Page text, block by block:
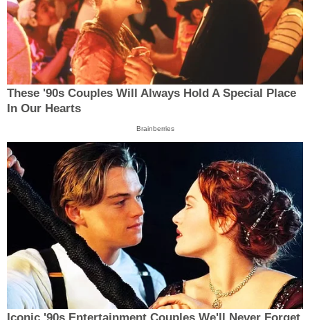
These '90s Couples Will Always Hold A Special Place
In Our Hearts
Brainberries